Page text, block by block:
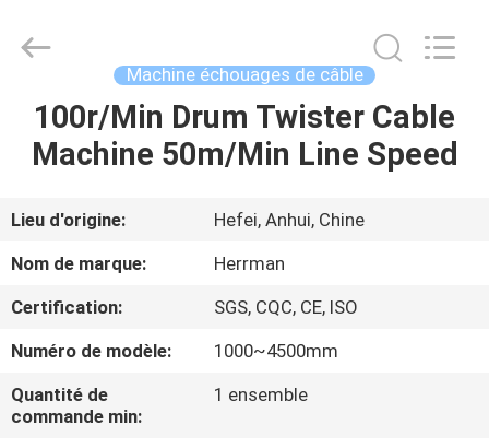
MAISON
A
PROPOS
NOUS
Rights
Reserved.
Machine échouages de câble
100r/Min Drum Twister Cable
Machine 50m/Min Line Speed
Lieu d'origine:
Hefei, Anhui, Chine
Nom de marque:
Herrman
Certification:
SGS, CQC, CE, ISO
Numéro de modèle:
1000~4500mm
Quantité de
commande min:
1 ensemble